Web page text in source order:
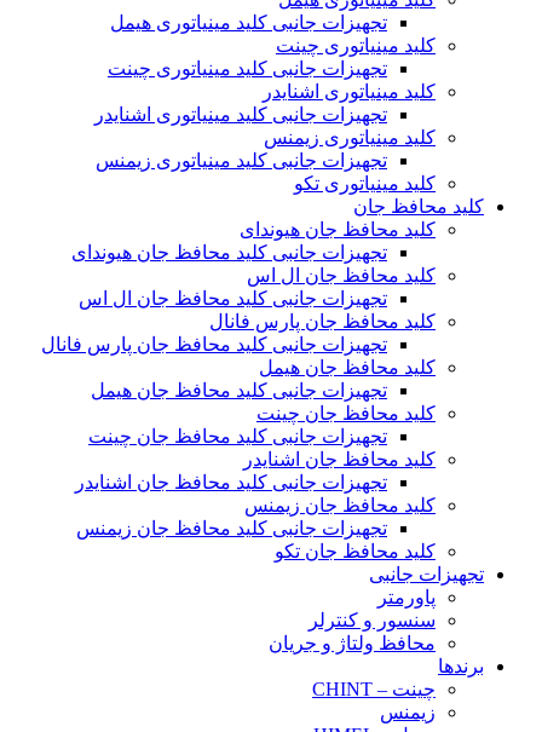
تجهیزات جانبی کلید مینیاتوری هیمل
کلید مینیاتوری چینت
تجهیزات جانبی کلید مینیاتوری چینت
کلید مینیاتوری اشنایدر
تجهیزات جانبی کلید مینیاتوری اشنایدر
کلید مینیاتوری زیمنس
تجهیزات جانبی کلید مینیاتوری زیمنس
کلید مینیاتوری تکو
کلید محافظ جان
کلید محافظ جان هیوندای
تجهیزات جانبی کلید محافظ جان هیوندای
کلید محافظ جان ال اس
تجهیزات جانبی کلید محافظ جان ال اس
کلید محافظ جان پارس فانال
تجهیزات جانبی کلید محافظ جان پارس فانال
کلید محافظ جان هیمل
تجهیزات جانبی کلید محافظ جان هیمل
کلید محافظ جان چینت
تجهیزات جانبی کلید محافظ جان چینت
کلید محافظ جان اشنایدر
تجهیزات جانبی کلید محافظ جان اشنایدر
کلید محافظ جان زیمنس
تجهیزات جانبی کلید محافظ جان زیمنس
کلید محافظ جان تکو
تجهیزات جانبی
پاورمتر
سنسور و کنترلر
محافظ ولتاژ و‌ جریان
برندها
چینت – CHINT
زیمنس